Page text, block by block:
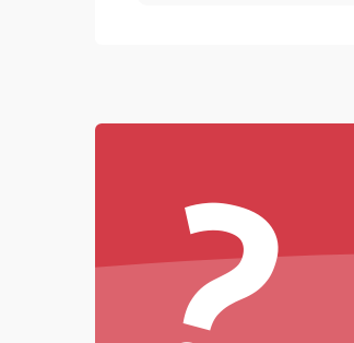
Программные сбои
Коммуникации и интерфейсы